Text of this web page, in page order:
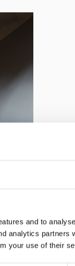
and to
analytics partners
your use of their